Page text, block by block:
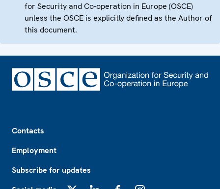
for Security and Co-operation in Europe (OSCE)
unless the OSCE is explicitly defined as the Author of
this document.
Contacts
Employment
Subscribe for updates